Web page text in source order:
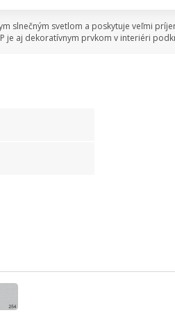
slnečným svetlom a poskytuje veľmi
je aj dekoratívnym prvkom v interiéri